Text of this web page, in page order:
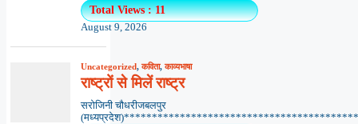
Total Views : 11
August 9, 2026
Uncategorized,कविता,काव्यभाषा
राष्ट्रों से मिलें राष्ट्र
सरोजिनी चौधरीजबलपुर